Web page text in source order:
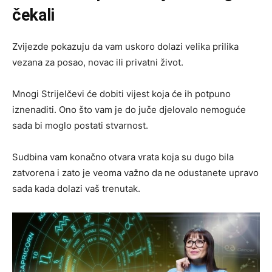
čekali
Zvijezde pokazuju da vam uskoro dolazi velika prilika
vezana za posao, novac ili privatni život.
Mnogi Strijelčevi će dobiti vijest koja će ih potpuno
iznenaditi. Ono što vam je do juče djelovalo nemoguće
sada bi moglo postati stvarnost.
Sudbina vam konačno otvara vrata koja su dugo bila
zatvorena i zato je veoma važno da ne odustanete upravo
sada kada dolazi vaš trenutak.